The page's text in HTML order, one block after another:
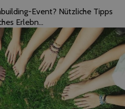
Event? Nützliche Tipps
Erlebn...